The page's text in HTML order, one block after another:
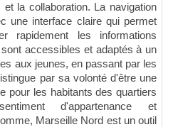
la collaboration. La navigation
une interface claire qui permet
rapidement les informations
accessibles et adaptés à un
aux jeunes, en passant par les
par sa volonté d'être une
pour les habitants des quartiers
d'appartenance et
Marseille Nord est un outil